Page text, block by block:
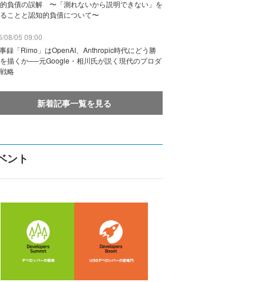
負債の誤解 〜「測れないから説明できない」を
ことと認知的負債について〜
08/05 09:00
録「Rimo」はOpenAI、Anthropic時代にどう勝
描くか──元Google・相川氏が説く現代のプロダ
略
新着記事一覧を見る
ント